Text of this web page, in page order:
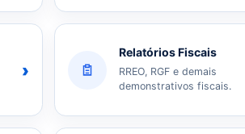
›
Relatórios Fiscais
RREO, RGF e demais
demonstrativos fiscais.